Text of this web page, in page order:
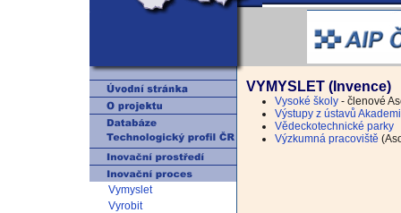
Vymyslet
Vyrobit
VYMYSLET (Invence)
Vysoké školy - členové
Výstupy z ústavů
Vědeckotechnické parky
Výzkumná pracoviště